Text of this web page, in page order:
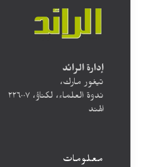
إدارة الرائد
تيغور مارك،
ندوة العلماء، لكناؤ، ۲۲٦۰۰۷
الهند
معلومات